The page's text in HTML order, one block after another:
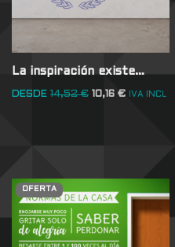
La inspiración existe…
DESDE 14,52€ 10,16 € IVA INCL
OFERTA